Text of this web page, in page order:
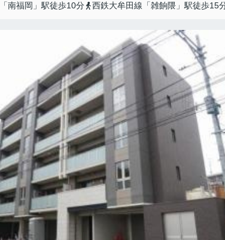
南福岡」駅徒歩10分
西鉄大牟田線「雑餉隈」駅徒歩15